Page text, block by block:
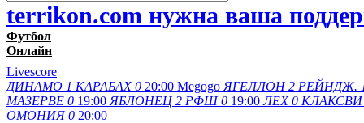
terrikon.com нужна ваша
Футбол
Онлайн
Livescore
ДИНАМО 1 КАРАБАХ 0 20:00 Megogo ЯГЕЛЛОН 2 РЕЙНДЖ.
МАЗЕРВЕ 0 19:00 ЯБЛОНЕЦ 2 РФШ 0 19:00 ЛЕХ 0 КЛАКСВИ
ОМОНИЯ 0 20:00